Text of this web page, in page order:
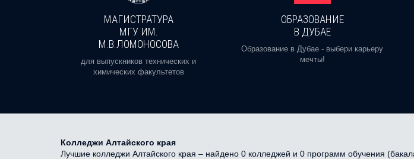
МАГИСТРАТУРА
МГУ ИМ.
М.В.ЛОМОНОСОВА
для выпускников технических и
химических факультетов
ОБРАЗОВАНИЕ
В ДУБАЕ
Образование в Дубае - выбери карьеру
мечты!
Колледжи Алтайского края
Лучшие колледжи Алтайского края – найдено 0 колледжей и 0 программ обучения